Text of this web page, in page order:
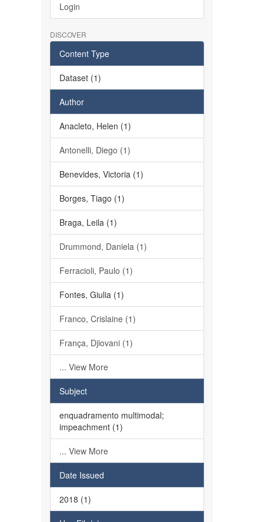
Login
DISCOVER
Content Type
Dataset (1)
Author
Anacleto, Helen (1)
Antonelli, Diego (1)
Benevides, Victoria (1)
Borges, Tiago (1)
Braga, Leila (1)
Drummond, Daniela (1)
Ferracioli, Paulo (1)
Fontes, Giulia (1)
Franco, Crislaine (1)
França, Djiovani (1)
... View More
Subject
enquadramento multimodal;
impeachment (1)
... View More
Date Issued
2018 (1)